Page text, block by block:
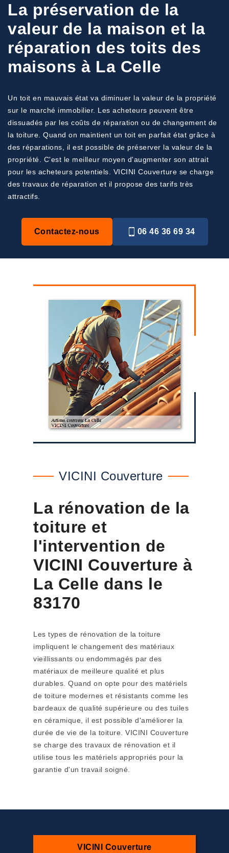
La préservation de la
valeur de la maison et la
réparation des toits des
maisons à La Celle
Un toit en mauvais état va diminuer la valeur de la propriété
sur le marché immobilier. Les acheteurs peuvent être
dissuadés par les coûts de réparation ou de changement de
la toiture. Quand on maintient un toit en parfait état grâce à
des réparations, il est possible de préserver la valeur de la
propriété. C'est le meilleur moyen d'augmenter son attrait
pour les acheteurs potentiels. VICINI Couverture se charge
des travaux de réparation et il propose des tarifs très
attractifs.
Contactez-nous 06 46 36 69 34
VICINI Couverture
La rénovation de la
toiture et
l'intervention de
VICINI Couverture à
La Celle dans le
83170
Les types de rénovation de la toiture
impliquent le changement des matériaux
vieillissants ou endommagés par des
matériaux de meilleure qualité et plus
durables. Quand on opte pour des matériels
de toiture modernes et résistants comme les
bardeaux de qualité supérieure ou des tuiles
en céramique, il est possible d'améliorer la
durée de vie de la toiture. VICINI Couverture
se charge des travaux de rénovation et il
utilise tous les matériels appropriés pour la
garantie d'un travail soigné.
VICINI Couverture